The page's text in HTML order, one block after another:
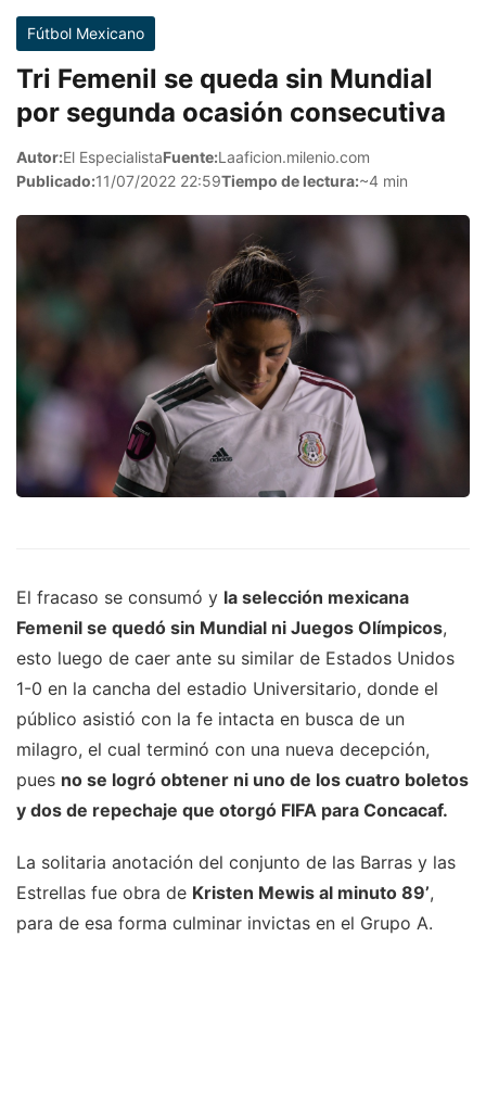
Fútbol Mexicano
Tri Femenil se queda sin Mundial
por segunda ocasión consecutiva
Autor:El EspecialistaFuente:Laaficion.milenio.com
Publicado:11/07/2022 22:59Tiempo de lectura:~4 min
El fracaso se consumó y la selección mexicana
Femenil se quedó sin Mundial ni Juegos Olímpicos,
esto luego de caer ante su similar de Estados Unidos
1-0 en la cancha del estadio Universitario, donde el
público asistió con la fe intacta en busca de un
milagro, el cual terminó con una nueva decepción,
pues no se logró obtener ni uno de los cuatro boletos
y dos de repechaje que otorgó FIFA para Concacaf.
La solitaria anotación del conjunto de las Barras y las
Estrellas fue obra de Kristen Mewis al minuto 89’,
para de esa forma culminar invictas en el Grupo A.